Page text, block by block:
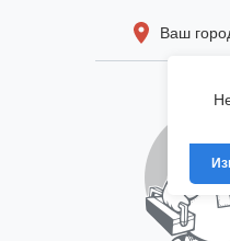
Ваш